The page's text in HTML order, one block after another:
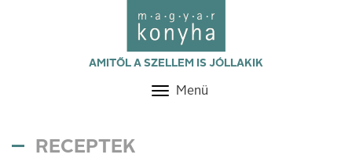
AMITŐL A SZELLEM IS JÓLLAKIK
Toggle
Menü
RECEPTEK